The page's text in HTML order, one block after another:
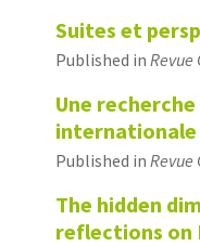
Suites et
Published in Revue
Une
internationale
Published in Revue
The hidden
reflections on